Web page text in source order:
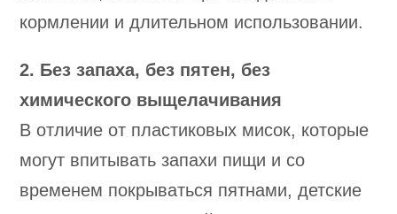
кормлении и длительном использовании.
2. Без запаха, без пятен, без
химического выщелачивания
В отличие от пластиковых мисок, которые
могут впитывать запахи пищи и со
временем покрываться пятнами, детские